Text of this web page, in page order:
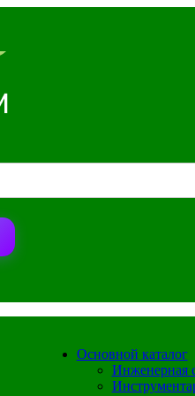
Основной каталог
Инженерная